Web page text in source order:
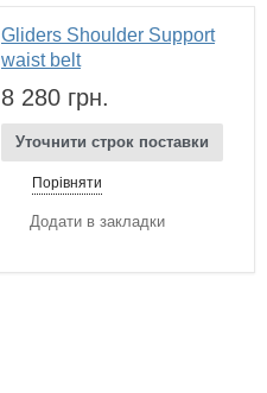
Gliders Shoulder Support
waist belt
8 280 грн.
Уточнити строк поставки
Порівняти
Додати в закладки